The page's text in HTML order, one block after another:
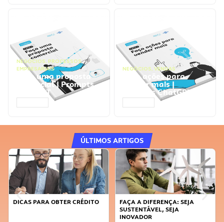
NEGÓCIOS, PROCESSOS
EMPRESARIAIS
Faça uma proposta
comercial | Prompts
ChatGPT
NEGÓCIOS, VENDAS
Faça ações para
vender mais |
Prompts ChatGPT
ÚLTIMOS ARTIGOS
DICAS PARA OBTER CRÉDITO
FAÇA A DIFERENÇA: SEJA
SUSTENTÁVEL, SEJA
INOVADOR